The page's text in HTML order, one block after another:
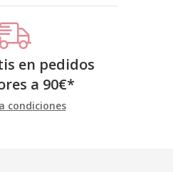
en pedidos
a 90€*
condiciones